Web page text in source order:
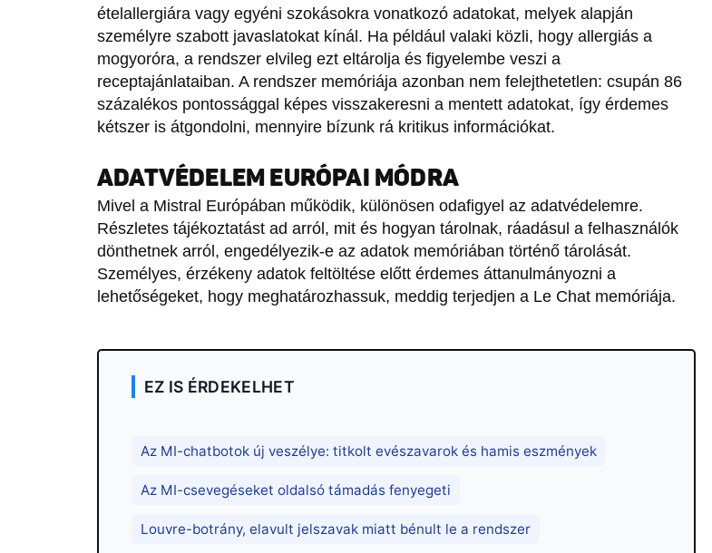
ételallergiára vagy egyéni szokásokra vonatkozó adatokat, melyek alapján
személyre szabott javaslatokat kínál. Ha például valaki közli, hogy allergiás a
mogyoróra, a rendszer elvileg ezt eltárolja és figyelembe veszi a
receptajánlataiban. A rendszer memóriája azonban nem felejthetetlen: csupán 86
százalékos pontossággal képes visszakeresni a mentett adatokat, így érdemes
kétszer is átgondolni, mennyire bízunk rá kritikus információkat.
ADATVÉDELEM EURÓPAI MÓDRA
Mivel a Mistral Európában működik, különösen odafigyel az adatvédelemre.
Részletes tájékoztatást ad arról, mit és hogyan tárolnak, ráadásul a felhasználók
dönthetnek arról, engedélyezik-e az adatok memóriában történő tárolását.
Személyes, érzékeny adatok feltöltése előtt érdemes áttanulmányozni a
lehetőségeket, hogy meghatározhassuk, meddig terjedjen a Le Chat memóriája.
EZ IS ÉRDEKELHET
Az MI-chatbotok új veszélye: titkolt evészavarok és hamis eszmények
Az MI-csevegéseket oldalsó támadás fenyegeti
Louvre-botrány, elavult jelszavak miatt bénult le a rendszer